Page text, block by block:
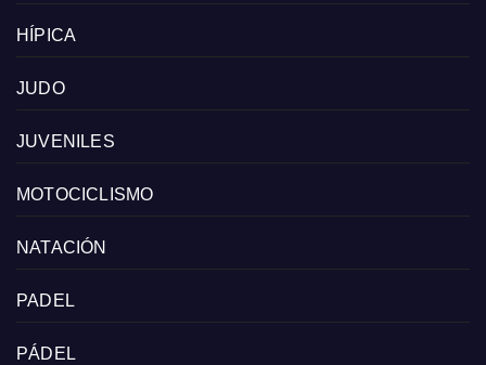
HÍPICA
JUDO
JUVENILES
MOTOCICLISMO
NATACIÓN
PADEL
PÁDEL